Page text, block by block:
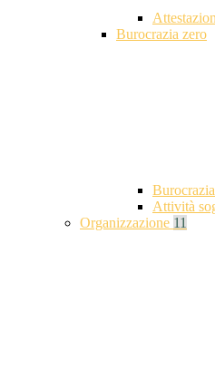
Burocrazia zero
Attività
Organizzazione 11